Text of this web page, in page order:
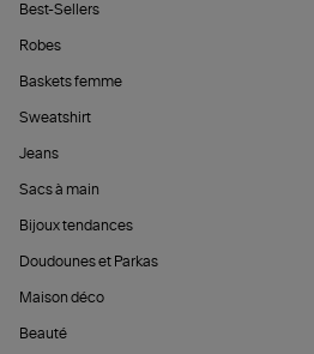
Best-Sellers
Robes
Baskets femme
Sweatshirt
Jeans
Sacs à main
Bijoux tendances
Doudounes et Parkas
Maison déco
Beauté